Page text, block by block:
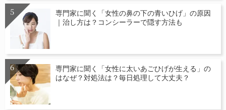
専門家に聞く「女性の鼻の下の青いひげ」の原因
｜治し方は？コンシーラーで隠す方法も
専門家に聞く「女性に太いあごひげが生える」の
はなぜ？対処法は？毎日処理して大丈夫？